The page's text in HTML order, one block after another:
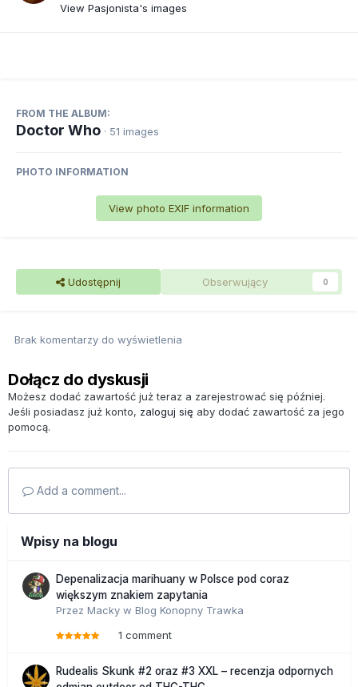
View Pasjonista's images
FROM THE ALBUM:
Doctor Who · 51 images
PHOTO INFORMATION
View photo EXIF information
Udostępnij Obserwujący 0
Brak komentarzy do wyświetlenia
Dołącz do dyskusji
Możesz dodać zawartość już teraz a zarejestrować się później.
Jeśli posiadasz już konto, zaloguj się aby dodać zawartość za jego
pomocą.
Add a comment...
Wpisy na blogu
Depenalizacja marihuany w Polsce pod coraz
większym znakiem zapytania
Przez Macky w Blog Konopny Trawka
1 comment
Rudealis Skunk #2 oraz #3 XXL – recenzja odpornych